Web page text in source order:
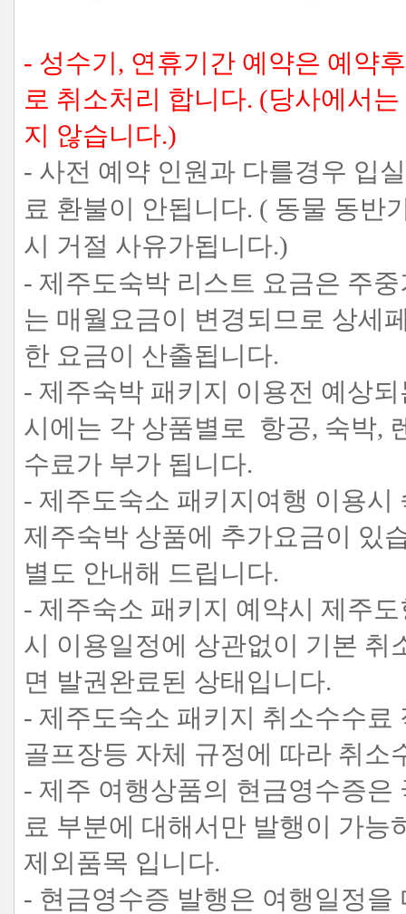
- 성수기, 연휴기간 예약은 예약
로 취소처리 합니다. (당사에서
지 않습니다.)
- 사전 예약 인원과 다를경우 입
료 환불이 안됩니다. ( 동물 동반
시 거절 사유가됩니다.)
- 제주도숙박 리스트 요금은 주
는 매월요금이 변경되므로 상세
한 요금이 산출됩니다.
- 제주숙박 패키지 이용전 예상
시에는 각 상품별로 항공, 숙박,
수료가 부가 됩니다.
- 제주도숙소 패키지여행 이용
제주숙박 상품에 추가요금이 있
별도 안내해 드립니다.
- 제주숙소 패키지 예약시 제주
시 이용일정에 상관없이 기본 취
면 발권완료된 상태입니다.
- 제주도숙소 패키지 취소수수
골프장등 자체 규정에 따라 취소
- 제주 여행상품의 현금영수증
료 부분에 대해서만 발행이 가
제외품목 입니다.
- 현금영수증 발행은 여행일정